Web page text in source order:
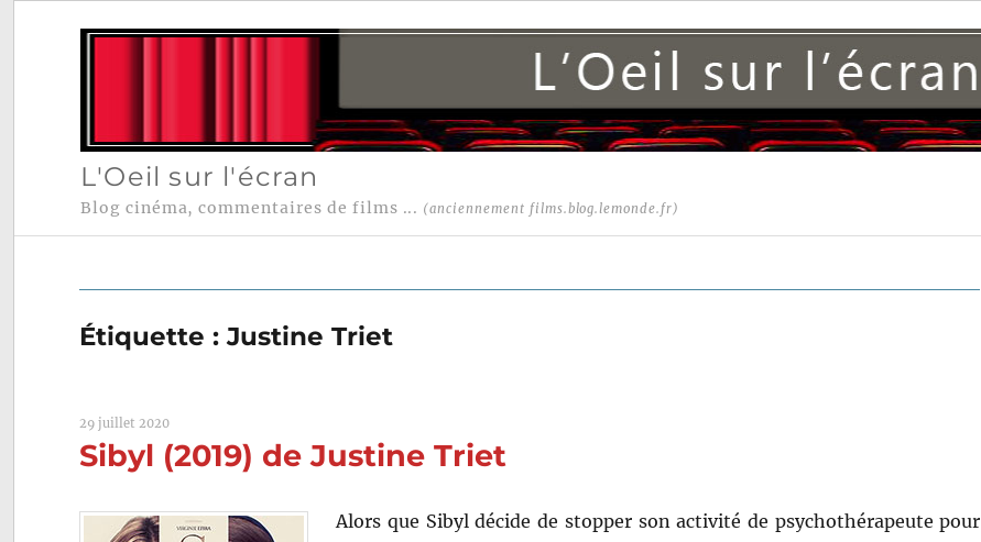
L'Oeil sur l'écran
Blog cinéma, commentaires de films ... (anciennement films.blog.lemonde.fr)
Étiquette :Justine Triet
29 juillet 2020
Sibyl (2019) de Justine Triet
Alors que Sibyl décide de stopper son activité de psychothérapeute pour